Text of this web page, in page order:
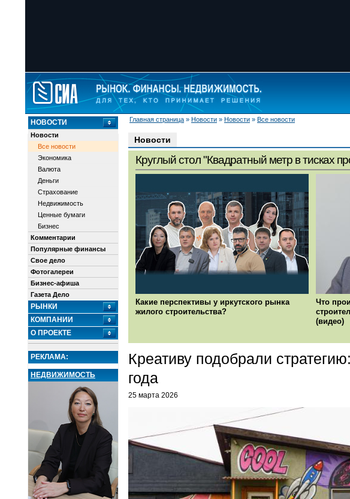
Главная страница » Новости » Новости » Все новости
НОВОСТИ
Новости
Все новости
Экономика
Валюта
Деньги
Страхование
Недвижимость
Ценные бумаги
Бизнес
Комментарии
Популярные финансы
Свое дело
Фотогалереи
Бизнес-афиша
Газета Дело
РЫНКИ
КОМПАНИИ
О ПРОЕКТЕ
РЕКЛАМА:
НЕДВИЖИМОСТЬ
Новости
Круглый стол "Квадратный метр в тисках
Какие перспективы у иркутского рынка
жилого строительства?
Что
(видео)
Креативу подобрали
года
25 марта 2026